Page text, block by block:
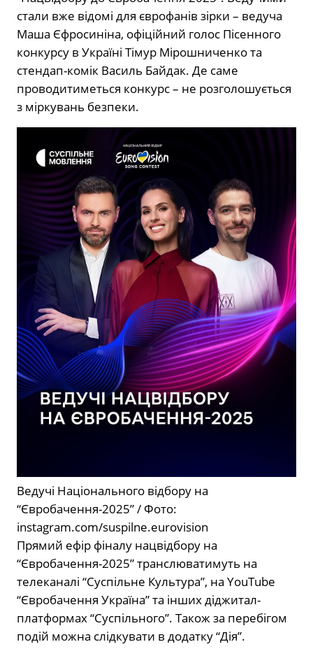
стали вже відомі для єврофанів зірки – ведуча
Маша Єфросиніна, офіційний голос Пісенного
конкурсу в Україні Тімур Мірошниченко та
стендап-комік Василь Байдак. Де саме
проводитиметься конкурс – не розголошується
з міркувань безпеки.
Ведучі Національного відбору на
“Євробачення-2025” / Фото:
instagram.com/suspilne.eurovision
Прямий ефір фіналу нацвідбору на
“Євробачення-2025” транслюватимуть на
телеканалі “Суспільне Культура”, на YouTube
“Євробачення Україна” та інших діджитал-
платформах “Суспільного”. Також за перебігом
подій можна слідкувати в додатку “Дія”.